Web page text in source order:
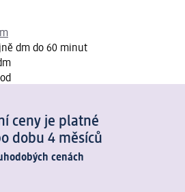
dm do 60 minut
ceny je platné
dobu 4 měsíců
cenách